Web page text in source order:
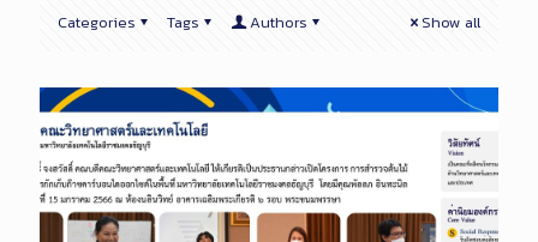
Categories Tags Authors Show all